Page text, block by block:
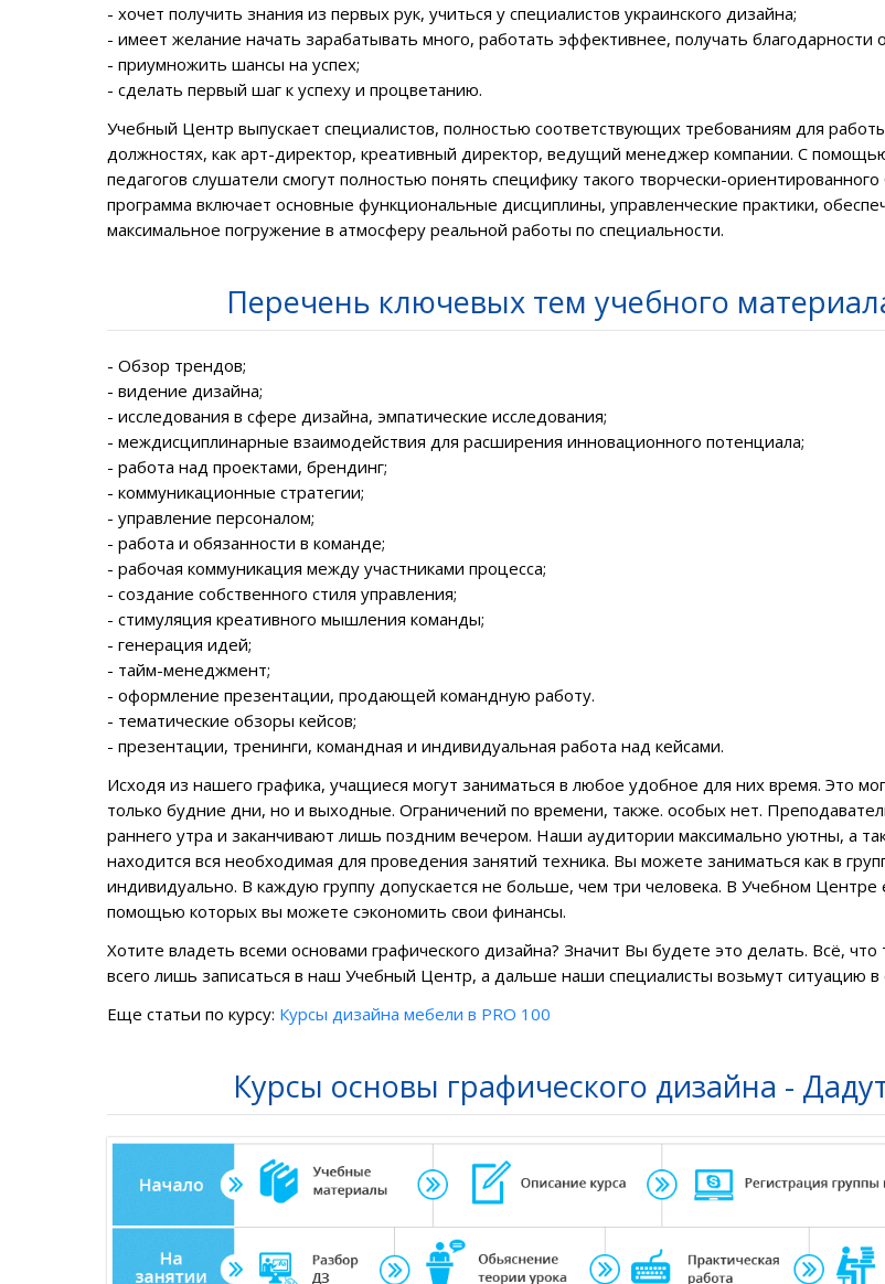
- хочет получить знания из первых рук, учиться у специалистов украинского дизайна;
- имеет желание начать зарабатывать много, работать эффективнее, получать благодарности
- приумножить шансы на успех;
- сделать первый шаг к успеху и процветанию.
Учебный Центр выпускает специалистов, полностью соответствующих требованиям для
должностях, как арт-директор, креативный директор, ведущий менеджер компании. С
педагогов слушатели смогут полностью понять специфику такого творчески-ориентированного
программа включает основные функциональные дисциплины, управленческие практики,
максимальное погружение в атмосферу реальной работы по специальности.
Перечень ключевых тем учебного
- Обзор трендов;
- видение дизайна;
- исследования в сфере дизайна, эмпатические исследования;
- междисциплинарные взаимодействия для расширения инновационного потенциала;
- работа над проектами, брендинг;
- коммуникационные стратегии;
- управление персоналом;
- работа и обязанности в команде;
- рабочая коммуникация между участниками процесса;
- создание собственного стиля управления;
- стимуляция креативного мышления команды;
- генерация идей;
- тайм-менеджмент;
- оформление презентации, продающей командную работу.
- тематические обзоры кейсов;
- презентации, тренинги, командная и индивидуальная работа над кейсами.
Исходя из нашего графика, учащиеся могут заниматься в любое удобное для них время. Это
только будние дни, но и выходные. Ограничений по времени, также. особых нет.
раннего утра и заканчивают лишь поздним вечером. Наши аудитории максимально уютны, а
находится вся необходимая для проведения занятий техника. Вы можете заниматься как в
индивидуально. В каждую группу допускается не больше, чем три человека. В Учебном Центре
помощью которых вы можете сэкономить свои финансы.
Хотите владеть всеми основами графического дизайна? Значит Вы будете это делать. Всё, что
всего лишь записаться в наш Учебный Центр, а дальше наши специалисты возьмут ситуацию в
Еще статьи по курсу: Курсы дизайна мебели в PRO 100
Курсы основы графического дизайна -